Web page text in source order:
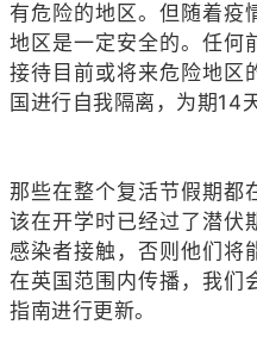
有危险的地区。但随着疫
地区是一定安全的。任何
接待目前或将来危险地区
国进行自我隔离，为期14
那些在整个复活节假期都
该在开学时已经过了潜伏
感染者接触，否则他们将
在英国范围内传播，我们
指南进行更新。